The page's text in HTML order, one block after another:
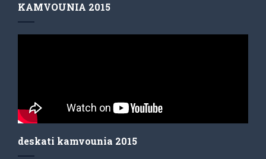
KAMVOUNIA 2015
deskati kamvounia 2015